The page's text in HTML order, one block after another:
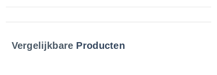
Vergelijkbare Producten